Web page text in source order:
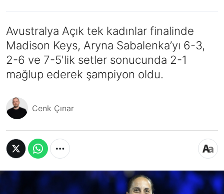
Avustralya Açık tek kadınlar finalinde
Madison Keys, Aryna Sabalenka’yı 6-3,
2-6 ve 7-5'lik setler sonucunda 2-1
mağlup ederek şampiyon oldu.
Cenk Çınar